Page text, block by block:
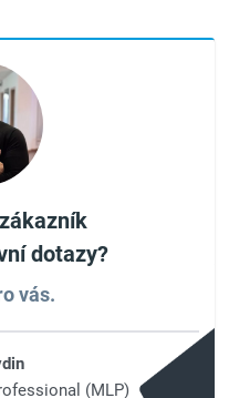
dotazy?
vás.
(MLP)